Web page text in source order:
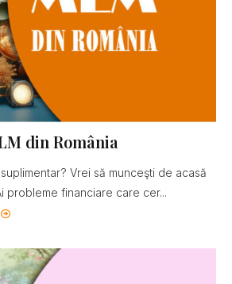
din România
Vrei să munceşti de acasă
probleme financiare care cer...